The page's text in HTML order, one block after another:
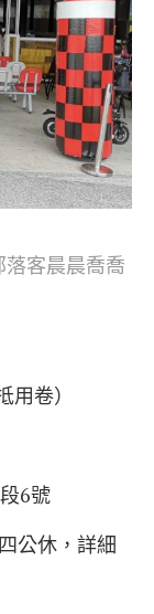
客晨晨喬喬
卷）
6號
公休，詳細